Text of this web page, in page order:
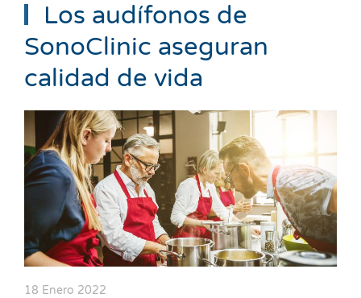
Los audífonos de
SonoClinic aseguran
calidad de vida
18 Enero 2022